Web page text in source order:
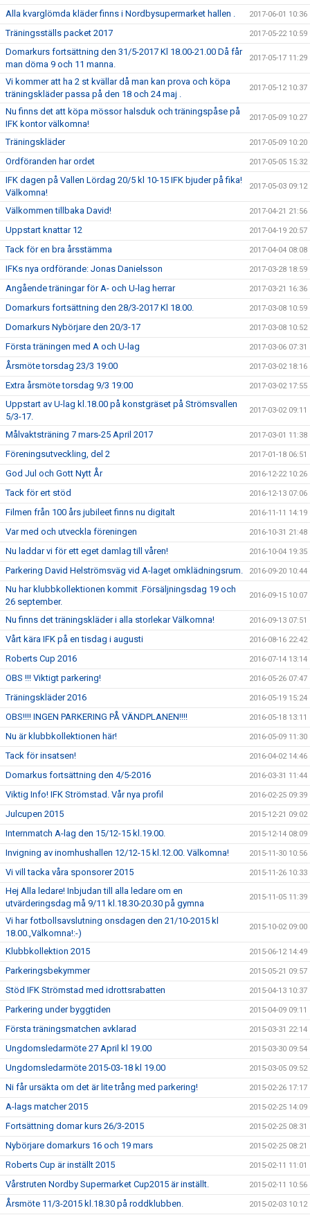
Alla kvarglömda kläder finns i Nordbysupermarket hallen . 2017-06-01 10:36
Träningsställs packet 2017 2017-05-22 10:59
Domarkurs fortsättning den 31/5-2017 Kl 18.00-21.00 Då får
man döma 9 och 11 manna.
2017-05-17 11:29
Vi kommer att ha 2 st kvällar då man kan prova och köpa
träningskläder passa på den 18 och 24 maj .
2017-05-12 10:37
Nu finns det att köpa mössor halsduk och träningspåse på
IFK kontor välkomna!
2017-05-09 10:27
Träningskläder 2017-05-09 10:20
Ordföranden har ordet 2017-05-05 15:32
IFK dagen på Vallen Lördag 20/5 kl 10-15 IFK bjuder på fika!
Välkomna!
2017-05-03 09:12
Välkommen tillbaka David! 2017-04-21 21:56
Uppstart knattar 12 2017-04-19 20:57
Tack för en bra årsstämma 2017-04-04 08:08
IFKs nya ordförande: Jonas Danielsson 2017-03-28 18:59
Angående träningar för A- och U-lag herrar 2017-03-21 16:36
Domarkurs fortsättning den 28/3-2017 Kl 18.00. 2017-03-08 10:59
Domarkurs Nybörjare den 20/3-17 2017-03-08 10:52
Första träningen med A och U-lag 2017-03-06 07:31
Årsmöte torsdag 23/3 19:00 2017-03-02 18:16
Extra årsmöte torsdag 9/3 19:00 2017-03-02 17:55
Uppstart av U-lag kl.18.00 på konstgräset på Strömsvallen
5/3-17.
2017-03-02 09:11
Målvaktsträning 7 mars-25 April 2017 2017-03-01 11:38
Föreningsutveckling, del 2 2017-01-18 06:51
God Jul och Gott Nytt År 2016-12-22 10:26
Tack för ert stöd 2016-12-13 07:06
Filmen från 100 års jubileet finns nu digitalt 2016-11-11 14:19
Var med och utveckla föreningen 2016-10-31 21:48
Nu laddar vi för ett eget damlag till våren! 2016-10-04 19:35
Parkering David Helströmsväg vid A-laget omklädningsrum. 2016-09-20 10:44
Nu har klubbkollektionen kommit .Försäljningsdag 19 och
26 september.
2016-09-15 10:07
Nu finns det träningskläder i alla storlekar Välkomna! 2016-09-13 07:51
Vårt kära IFK på en tisdag i augusti 2016-08-16 22:42
Roberts Cup 2016 2016-07-14 13:14
OBS !!! Viktigt parkering! 2016-05-26 07:47
Träningskläder 2016 2016-05-19 15:24
OBS!!!! INGEN PARKERING PÅ VÄNDPLANEN!!!! 2016-05-18 13:11
Nu är klubbkollektionen här! 2016-05-09 11:30
Tack för insatsen! 2016-04-02 14:46
Domarkus fortsättning den 4/5-2016 2016-03-31 11:44
Viktig Info! IFK Strömstad. Vår nya profil 2016-02-25 09:39
Julcupen 2015 2015-12-21 09:02
Internmatch A-lag den 15/12-15 kl.19.00. 2015-12-14 08:09
Invigning av inomhushallen 12/12-15 kl.12.00. Välkomna! 2015-11-30 10:56
Vi vill tacka våra sponsorer 2015 2015-11-26 10:33
Hej Alla ledare! Inbjudan till alla ledare om en
utvärderingsdag må 9/11 kl.18.30-20.30 på gymna
2015-11-05 11:39
Vi har fotbollsavslutning onsdagen den 21/10-2015 kl
18.00.,Välkomna!:-)
2015-10-02 09:00
Klubbkollektion 2015 2015-06-12 14:49
Parkeringsbekymmer 2015-05-21 09:57
Stöd IFK Strömstad med idrottsrabatten 2015-04-13 10:37
Parkering under byggtiden 2015-04-09 09:11
Första träningsmatchen avklarad 2015-03-31 22:14
Ungdomsledarmöte 27 April kl 19.00 2015-03-30 09:54
Ungdomsledarmöte 2015-03-18 kl 19.00 2015-03-05 09:52
Ni får ursäkta om det är lite trång med parkering! 2015-02-26 17:17
A-lags matcher 2015 2015-02-25 14:09
Fortsättning domar kurs 26/3-2015 2015-02-25 08:31
Nybörjare domarkurs 16 och 19 mars 2015-02-25 08:21
Roberts Cup är inställt 2015 2015-02-11 11:01
Vårstruten Nordby Supermarket Cup2015 är inställt. 2015-02-11 10:56
Årsmöte 11/3-2015 kl.18.30 på roddklubben. 2015-02-03 10:12